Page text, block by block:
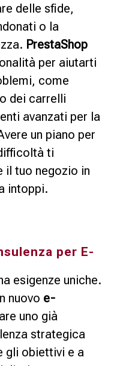
delle sfide,
o la
PrestaShop
per aiutarti
come
dei carrelli
avanzati per la
un piano per
ti
il tuo negozio in
intoppi.
per E-
esigenze uniche.
nuovo e-
uno già
strategica
gli obiettivi e a